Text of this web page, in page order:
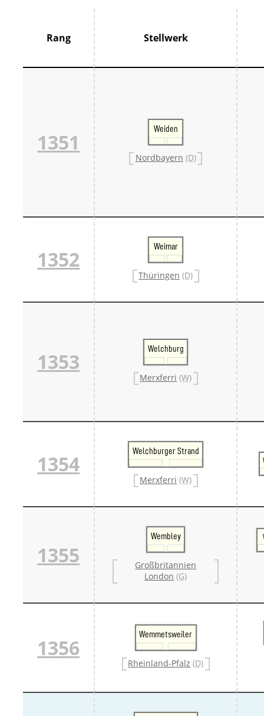
France
Italien
Schweiz
Weitere
Rang Stellwerk
1351
Weiden
Nordbayern (D)
1352
Weimar
Thüringen (D)
1353
Welchburg
Merxferri (W)
1354
Welchburger Strand
Merxferri (W)
1355
Wembley
Großbritannien
London (G)
1356
Wemmetsweiler
Rheinland-Pfalz (D)